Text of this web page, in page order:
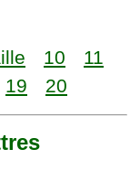
10
11
19 20